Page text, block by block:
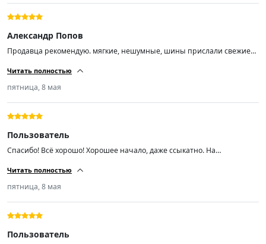
Александр Попов
Продавца рекомендую. мягкие, нешумные, шины прислали свежие
Читать полностью
пятница, 8 мая
Пользователь
Спасибо! Всё хорошо! Хорошее начало, даже ссыкатно. На
30гр. это максимум. Диски стальные ваз r14 заводские 5 лет
эксплуатации. Недокама, блеватти, хердеганд что-то.... Если продавец
точно знает что делает, то можно пожелать только успехов во всём!
Читать полностью
пятница, 8 мая
Пользователь